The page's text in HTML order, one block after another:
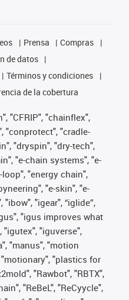
Prensa
Compras
de datos
Términos y condiciones
de la cobertura
"CFRIP", "chainflex",
"conprotect", "cradle-
"dryspin", "dry-tech",
"e-chain systems", "e-
"energy chain",
"e-skin", "e-
"igear", “iglide”,
"igus improves what
"igutex", "iguverse",
"manus", "motion
"plastics for
"Rawbot", "RBTX",
"ReBeL", "ReCyycle",